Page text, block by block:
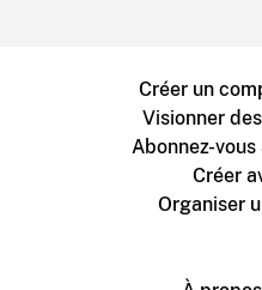
Créer un
Visionner
Abonnez-
Créer
Organiser